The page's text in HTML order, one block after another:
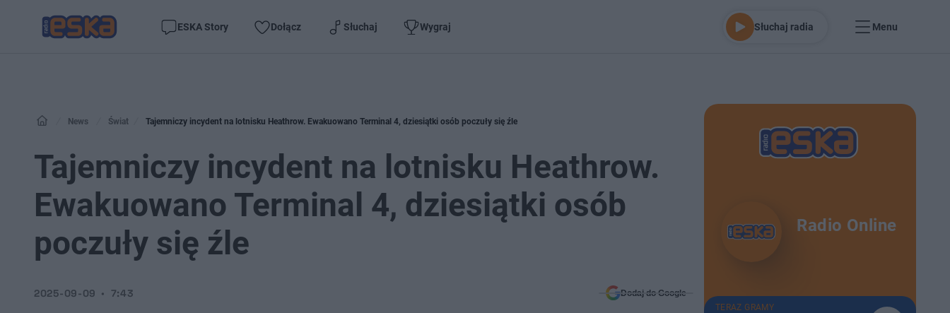
ESKA Story Dołącz Słuchaj Wygraj Słuchaj radia Menu
News Świat Tajemniczy incydent na lotnisku Heathrow. Ewakuowano Terminal 4, dziesiątki osób poczuły się źle
Tajemniczy incydent na lotnisku Heathrow.
Ewakuowano Terminal 4, dziesiątki osób
poczuły się źle
2025-09-09 7:43 Dodaj do Google
Radio Online
TERAZ GRAMY